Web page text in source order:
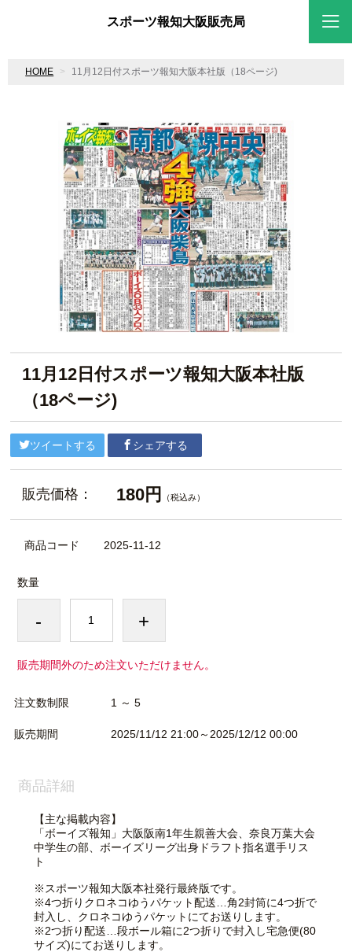
スポーツ報知大阪販売局
HOME 11月12日付スポーツ報知大阪本社版（18ページ)
11月12日付スポーツ報知大阪本社版
（18ページ)
ツイートする シェアする
販売価格： 180円 （税込み）
商品コード 2025-11-12
数量
- +
販売期間外のため注文いただけません。
注文数制限 1 ～ 5
販売期間 2025/11/12 21:00～2025/12/12 00:00
商品詳細
【主な掲載内容】
「ボーイズ報知」大阪阪南1年生親善大会、奈良万葉大会
中学生の部、ボーイズリーグ出身ドラフト指名選手リス
ト
※スポーツ報知大阪本社発行最終版です。
※4つ折りクロネコゆうパケット配送…角2封筒に4つ折で
封入し、クロネコゆうパケットにてお送りします。
※2つ折り配送…段ボール箱に2つ折りで封入し宅急便(80
サイズ)にてお送りします。